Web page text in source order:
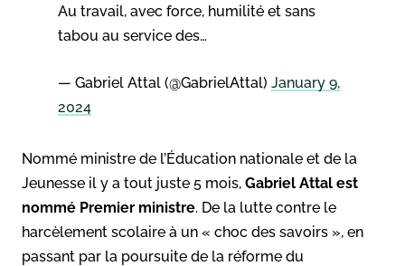
Au travail, avec force, humilité et sans
tabou au service des…
— Gabriel Attal (@GabrielAttal) January 9,
2024
Nommé ministre de l’Éducation nationale et de la
Jeunesse il y a tout juste 5 mois, Gabriel Attal est
nommé Premier ministre. De la lutte contre le
harcèlement scolaire à un « choc des savoirs », en
passant par la poursuite de la réforme du